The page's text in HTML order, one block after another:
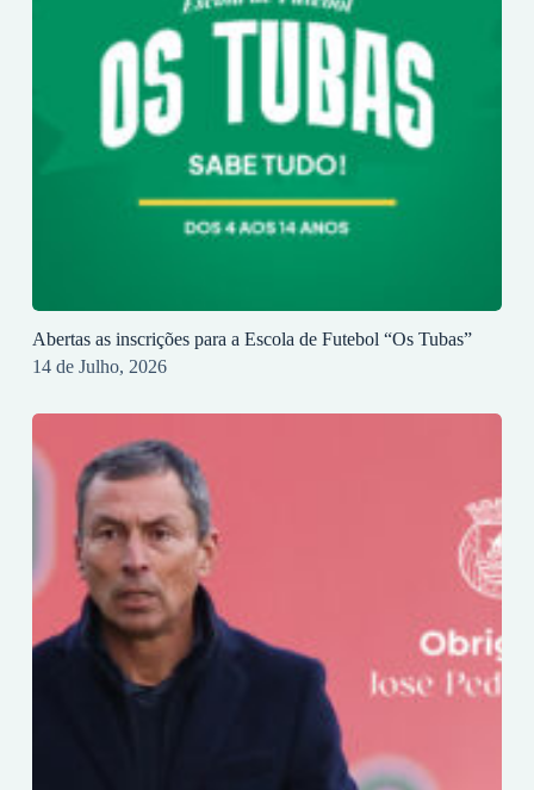
Abertas as inscrições para a Escola de Futebol “Os Tubas”
14 de Julho, 2026